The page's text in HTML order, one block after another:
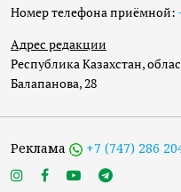
Номер телефона приёмной:
Адрес редакции
Республика Казахстан,
Балапанова, 28
Реклама +7 (747) 286